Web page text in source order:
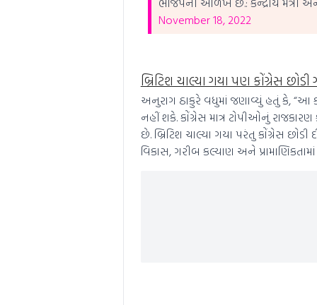
November 18, 2022
બ્રિટિશ ચાલ્યા ગયા પણ કોંગ્રેસ છોડી
અનુરાગ ઠાકુરે વધુમાં જણાવ્યું હતું કે,
નહીં શકે. કોંગ્રેસ માત્ર ટોપીઓનું
છે. બ્રિટિશ ચાલ્યા ગયા પરંતુ કોંગ્રેસ
વિકાસ, ગરીબ કલ્યાણ અને